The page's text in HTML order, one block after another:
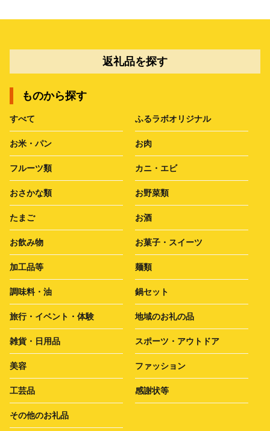
返礼品を探す
ものから探す
すべて ふるラボオリジナル
お米・パン お肉
フルーツ類 カニ・エビ
おさかな類 お野菜類
たまご お酒
お飲み物 お菓子・スイーツ
加工品等 麺類
調味料・油 鍋セット
旅行・イベント・体験 地域のお礼の品
雑貨・日用品 スポーツ・アウトドア
美容 ファッション
工芸品 感謝状等
その他のお礼品